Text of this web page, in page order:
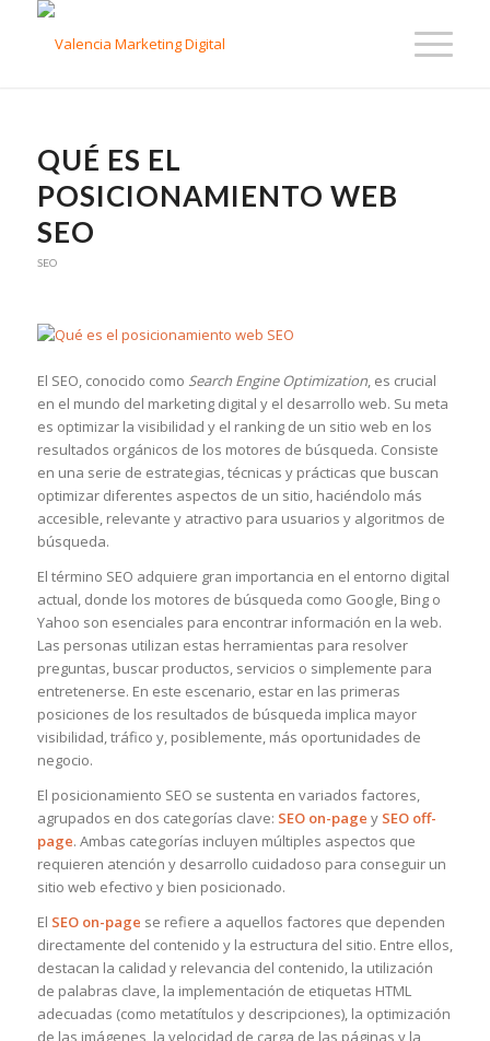
QUÉ ES EL
POSICIONAMIENTO WEB
SEO
SEO
El SEO, conocido como Search Engine Optimization, es crucial
en el mundo del marketing digital y el desarrollo web. Su meta
es optimizar la visibilidad y el ranking de un sitio web en los
resultados orgánicos de los motores de búsqueda. Consiste
en una serie de estrategias, técnicas y prácticas que buscan
optimizar diferentes aspectos de un sitio, haciéndolo más
accesible, relevante y atractivo para usuarios y algoritmos de
búsqueda.
El término SEO adquiere gran importancia en el entorno digital
actual, donde los motores de búsqueda como Google, Bing o
Yahoo son esenciales para encontrar información en la web.
Las personas utilizan estas herramientas para resolver
preguntas, buscar productos, servicios o simplemente para
entretenerse. En este escenario, estar en las primeras
posiciones de los resultados de búsqueda implica mayor
visibilidad, tráfico y, posiblemente, más oportunidades de
negocio.
El posicionamiento SEO se sustenta en variados factores,
agrupados en dos categorías clave: SEO on-page y SEO off-
page. Ambas categorías incluyen múltiples aspectos que
requieren atención y desarrollo cuidadoso para conseguir un
sitio web efectivo y bien posicionado.
El SEO on-page se refiere a aquellos factores que dependen
directamente del contenido y la estructura del sitio. Entre ellos,
destacan la calidad y relevancia del contenido, la utilización
de palabras clave, la implementación de etiquetas HTML
adecuadas (como metatítulos y descripciones), la optimización
de las imágenes, la velocidad de carga de las páginas y la